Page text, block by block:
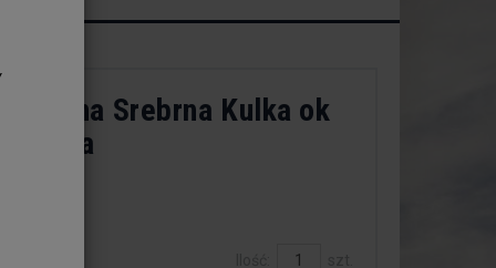
Srebrna Kulka ok